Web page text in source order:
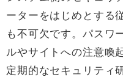
ーターをはじめとする
も不可欠です。パスワ
ルやサイトへの注意喚
定期的なセキュリティ